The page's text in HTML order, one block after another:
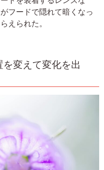
フードで隠れて暗くなっ
えられた。
変えて変化を出